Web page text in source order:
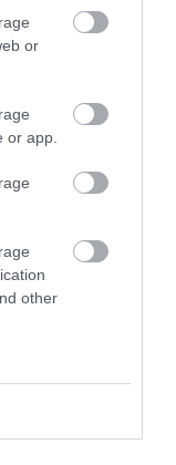
or
or app.
other
SEGÍTIK AZ
Riasztó
AUGUSZT...
PÉNZCSAPHOZ...